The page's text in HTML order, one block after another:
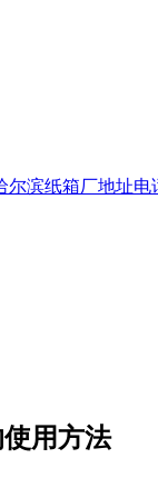
尔滨纸箱厂地址电
用方法